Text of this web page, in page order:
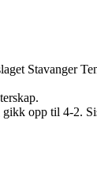
Stavanger
opp til 4-2.